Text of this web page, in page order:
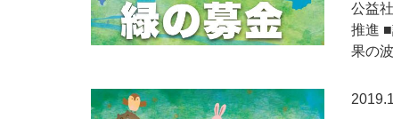
公益
推進
果の